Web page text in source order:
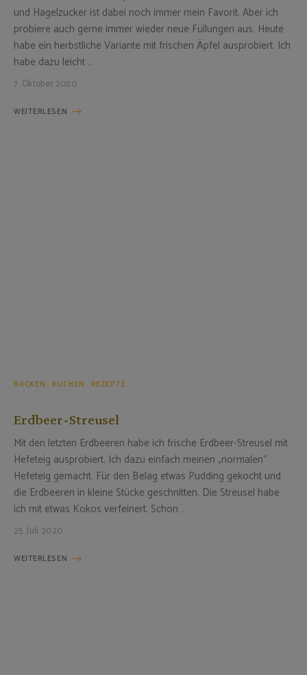
und Hagelzucker ist dabei noch immer mein Favorit. Aber ich
probiere auch gerne immer wieder neue Füllungen aus. Heute
habe ein herbstliche Variante mit frischen Äpfel ausprobiert. Ich
habe dazu leicht …
7. Oktober 2020
WEITERLESEN
BACKEN KUCHEN REZEPTE
Erdbeer-Streusel
Mit den letzten Erdbeeren habe ich frische Erdbeer-Streusel mit
Hefeteig ausprobiert. Ich dazu einfach meinen „normalen“
Hefeteig gemacht. Für den Belag etwas Pudding gekocht und
die Erdbeeren in kleine Stücke geschnitten. Die Streusel habe
ich mit etwas Kokos verfeinert. Schon …
25. Juli 2020
WEITERLESEN